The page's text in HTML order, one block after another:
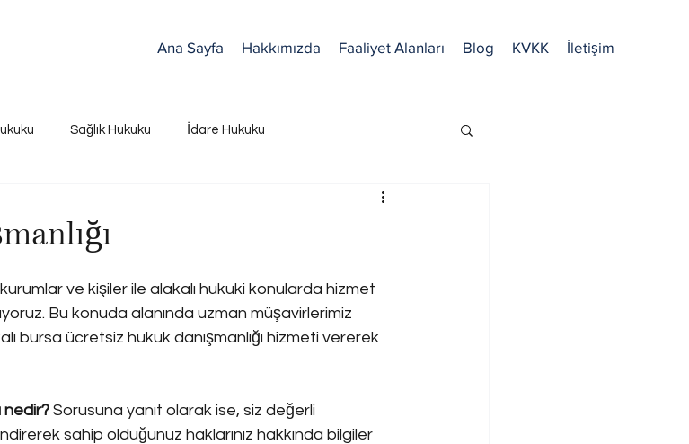
Ana Sayfa Hakkımızda Faaliyet Alanları Blog KVKK İletişim
Sağlık Hukuku İdare Hukuku
ve kişiler ile alakalı hukuki konularda hizmet
Bu konuda alanında uzman müşavirlerimiz
bursa ücretsiz hukuk danışmanlığı hizmeti vererek
nedir? Sorusuna yanıt olarak ise, siz değerli
sahip olduğunuz haklarınız hakkında bilgiler